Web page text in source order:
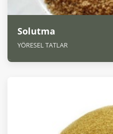
Solutma
YÖRESEL TATLAR